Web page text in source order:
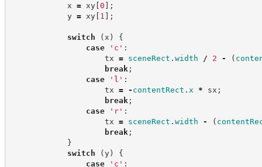
x = xy[0 ] ;
y = xy[ 1 ] ;
switch ( x )
{
case
' c ' :
tx = sceneRect . width / 2 - (
break ;
case
' l ' :
tx = - contentRect . x * sx ;
break ;
case
' r' :
tx = sceneRect . width - (
break ;
}
switch
(y)
{
case
' c ' :